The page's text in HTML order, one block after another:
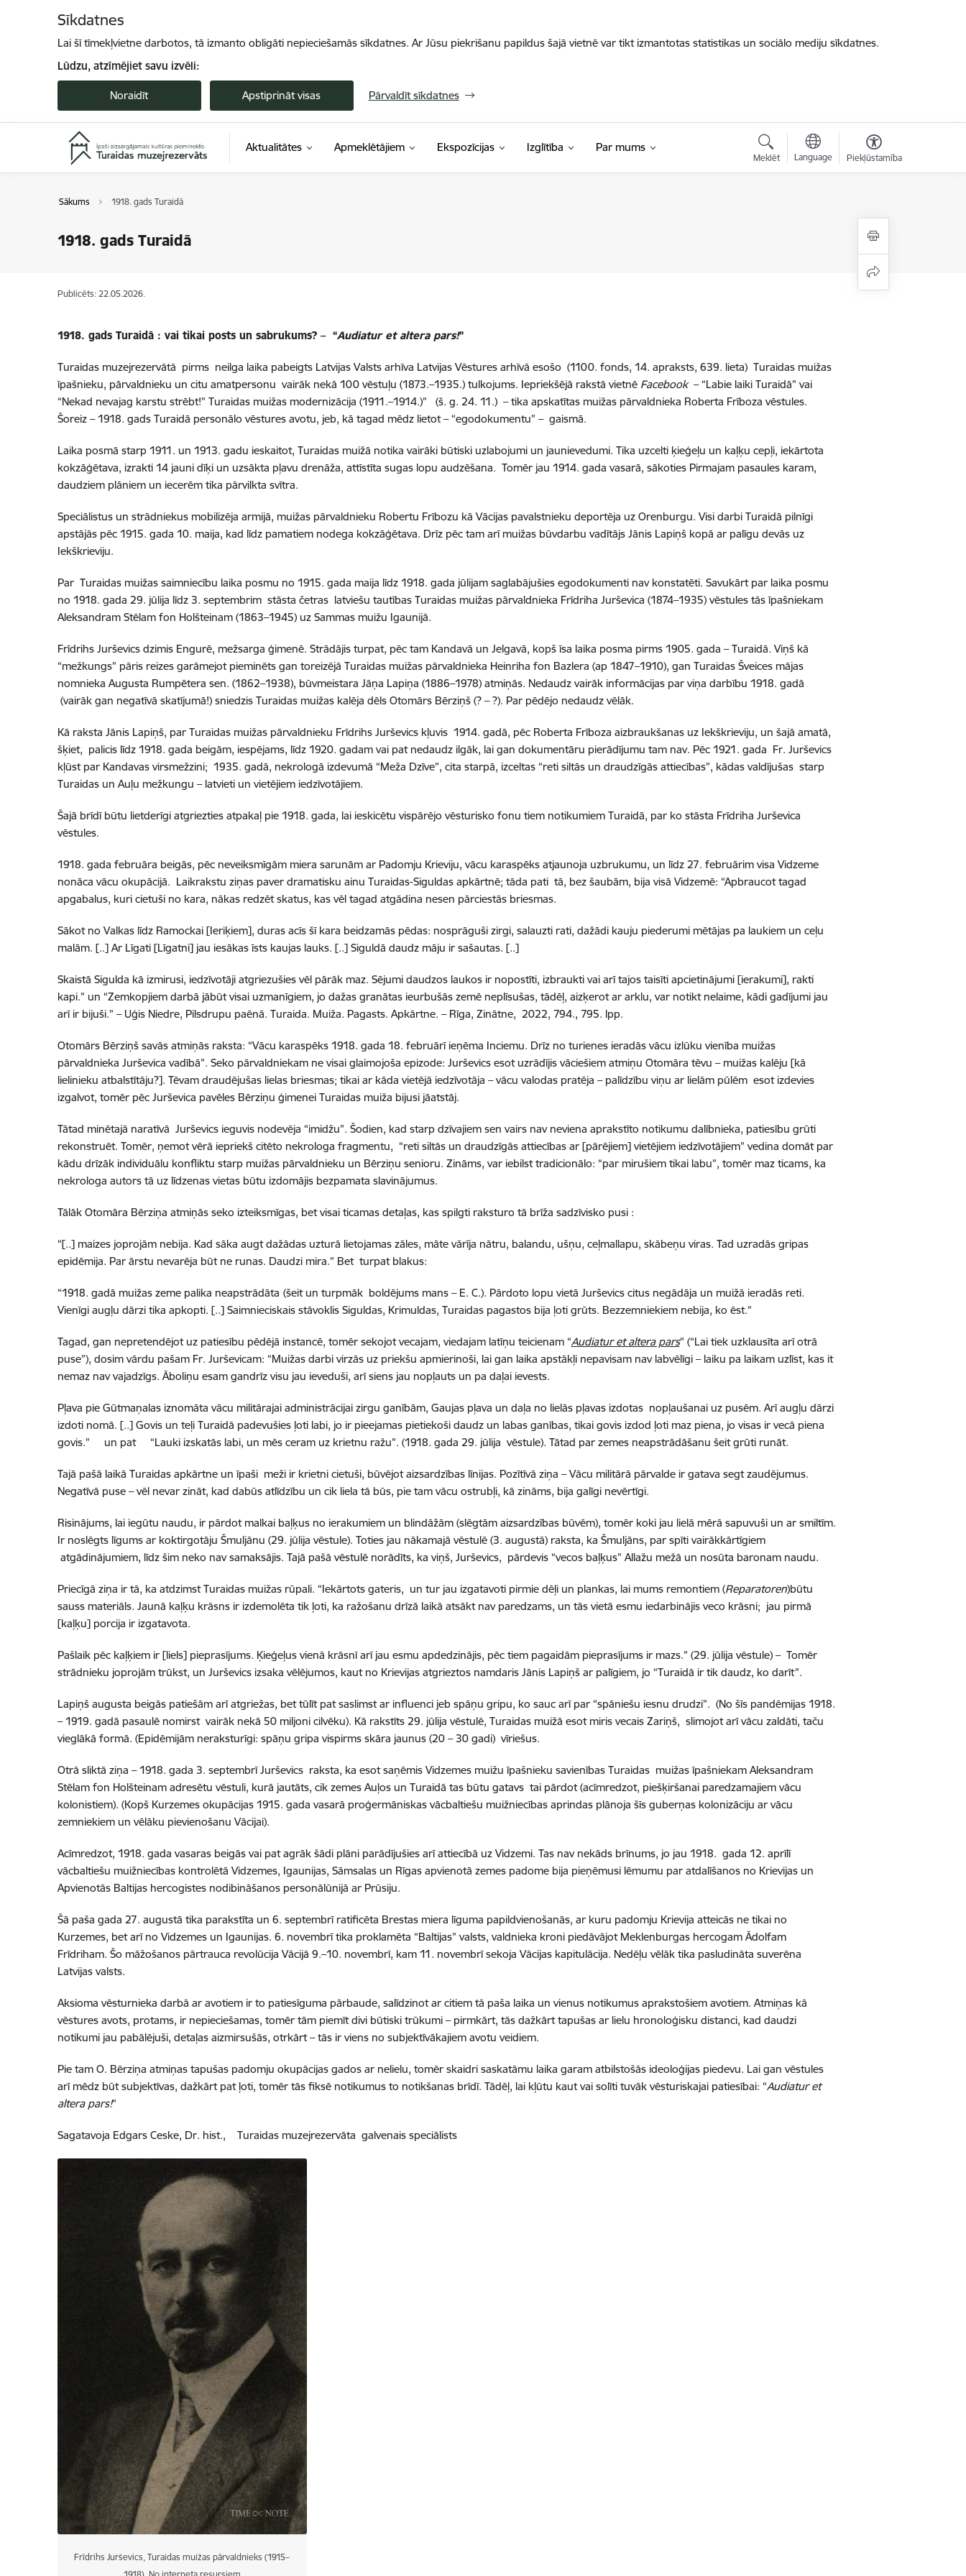
Sīkdatnes
Lai šī tīmekļvietne darbotos, tā izmanto obligāti nepieciešamās sīkdatnes. Ar Jūsu piekrišanu papildus šajā vietnē var tikt izmantotas statistikas un sociālo mediju sīkdatnes.
Lūdzu, atzīmējiet savu izvēli:
Noraidīt Apstiprināt visas Pārvaldīt sīkdatnes
Aktualitātes Apmeklētājiem Ekspozīcijas Izglītība Par mums
Meklēt Language Piekļūstamība
Sākums 1918. gads Turaidā
1918. gads Turaidā
Publicēts: 22.05.2026.
1918. gads Turaidā : vai tikai posts un sabrukums? – “Audiatur et altera pars!”
Turaidas muzejrezervātā pirms neilga laika pabeigts Latvijas Valsts arhīva Latvijas Vēstures arhīvā esošo (1100. fonds, 14. apraksts, 639. lieta) Turaidas muižas
īpašnieku, pārvaldnieku un citu amatpersonu vairāk nekā 100 vēstuļu (1873.–1935.) tulkojums. Iepriekšējā rakstā vietnē Facebook– “Labie laiki Turaidā” vai
“Nekad nevajag karstu strēbt!” Turaidas muižas modernizācija (1911.–1914.)” (š. g. 24. 11.) – tika apskatītas muižas pārvaldnieka Roberta Frīboza vēstules.
Šoreiz – 1918. gads Turaidā personālo vēstures avotu, jeb, kā tagad mēdz lietot – “egodokumentu” – gaismā.
Laika posmā starp 1911. un 1913. gadu ieskaitot, Turaidas muižā notika vairāki būtiski uzlabojumi un jaunievedumi. Tika uzcelti ķieģeļu un kaļķu cepļi, iekārtota
kokzāģētava, izrakti 14 jauni dīķi un uzsākta pļavu drenāža, attīstīta sugas lopu audzēšana. Tomēr jau 1914. gada vasarā, sākoties Pirmajam pasaules karam,
daudziem plāniem un iecerēm tika pārvilkta svītra.
Speciālistus un strādniekus mobilizēja armijā, muižas pārvaldnieku Robertu Frībozu kā Vācijas pavalstnieku deportēja uz Orenburgu. Visi darbi Turaidā pilnīgi
apstājās pēc 1915. gada 10. maija, kad līdz pamatiem nodega kokzāģētava. Drīz pēc tam arī muižas būvdarbu vadītājs Jānis Lapiņš kopā ar palīgu devās uz
Iekškrieviju.
Par Turaidas muižas saimniecību laika posmu no 1915. gada maija līdz 1918. gada jūlijam saglabājušies egodokumenti nav konstatēti. Savukārt par laika posmu
no 1918. gada 29. jūlija līdz 3. septembrim stāsta četras latviešu tautības Turaidas muižas pārvaldnieka Frīdriha Jurševica (1874–1935) vēstules tās īpašniekam
Aleksandram Stēlam fon Holšteinam (1863–1945) uz Sammas muižu Igaunijā.
Frīdrihs Jurševics dzimis Engurē, mežsarga ģimenē. Strādājis turpat, pēc tam Kandavā un Jelgavā, kopš īsa laika posma pirms 1905. gada – Turaidā. Viņš kā
“mežkungs” pāris reizes garāmejot pieminēts gan toreizējā Turaidas muižas pārvaldnieka Heinriha fon Bazlera (ap 1847–1910), gan Turaidas Šveices mājas
nomnieka Augusta Rumpētera sen. (1862–1938), būvmeistara Jāņa Lapiņa (1886–1978) atmiņās. Nedaudz vairāk informācijas par viņa darbību 1918. gadā
(vairāk gan negatīvā skatījumā!) sniedzis Turaidas muižas kalēja dēls Otomārs Bērziņš (? – ?). Par pēdējo nedaudz vēlāk.
Kā raksta Jānis Lapiņš, par Turaidas muižas pārvaldnieku Frīdrihs Jurševics kļuvis 1914. gadā, pēc Roberta Frīboza aizbraukšanas uz Iekškrieviju, un šajā amatā,
šķiet, palicis līdz 1918. gada beigām, iespējams, līdz 1920. gadam vai pat nedaudz ilgāk, lai gan dokumentāru pierādījumu tam nav. Pēc 1921. gada Fr. Jurševics
kļūst par Kandavas virsmežzini; 1935. gadā, nekrologā izdevumā “Meža Dzīve”, cita starpā, izceltas “reti siltās un draudzīgās attiecības”, kādas valdījušas starp
Turaidas un Auļu mežkungu – latvieti un vietējiem iedzīvotājiem.
Šajā brīdī būtu lietderīgi atgriezties atpakaļ pie 1918. gada, lai ieskicētu vispārējo vēsturisko fonu tiem notikumiem Turaidā, par ko stāsta Frīdriha Jurševica
vēstules.
1918. gada februāra beigās, pēc neveiksmīgām miera sarunām ar Padomju Krieviju, vācu karaspēks atjaunoja uzbrukumu, un līdz 27. februārim visa Vidzeme
nonāca vācu okupācijā. Laikrakstu ziņas paver dramatisku ainu Turaidas-Siguldas apkārtnē; tāda pati tā, bez šaubām, bija visā Vidzemē: “Apbraucot tagad
apgabalus, kuri cietuši no kara, nākas redzēt skatus, kas vēl tagad atgādina nesen pārciestās briesmas.
Sākot no Valkas līdz Ramockai [Ieriķiem], duras acīs šī kara beidzamās pēdas: nosprāguši zirgi, salauzti rati, dažādi kauju piederumi mētājas pa laukiem un ceļu
malām. [..] Ar Līgati [Līgatni] jau iesākas īsts kaujas lauks. [..] Siguldā daudz māju ir sašautas. [..]
Skaistā Sigulda kā izmirusi, iedzīvotāji atgriezušies vēl pārāk maz. Sējumi daudzos laukos ir nopostīti, izbraukti vai arī tajos taisīti apcietinājumi [ierakumi], rakti
kapi.” un “Zemkopjiem darbā jābūt visai uzmanīgiem, jo dažas granātas ieurbušās zemē neplīsušas, tādēļ, aizķerot ar arklu, var notikt nelaime, kādi gadījumi jau
arī ir bijuši.” – Uģis Niedre, Pilsdrupu paēnā. Turaida. Muiža. Pagasts. Apkārtne. – Rīga, Zinātne, 2022, 794., 795. lpp.
Otomārs Bērziņš savās atmiņās raksta: “Vācu karaspēks 1918. gada 18. februārī ieņēma Inciemu. Drīz no turienes ieradās vācu izlūku vienība muižas
pārvaldnieka Jurševica vadībā”. Seko pārvaldniekam ne visai glaimojoša epizode: Jurševics esot uzrādījis vāciešiem atmiņu Otomāra tēvu – muižas kalēju [kā
lielinieku atbalstītāju?]. Tēvam draudējušas lielas briesmas; tikai ar kāda vietējā iedzīvotāja – vācu valodas pratēja – palīdzību viņu ar lielām pūlēm esot izdevies
izgalvot, tomēr pēc Jurševica pavēles Bērziņu ģimenei Turaidas muiža bijusi jāatstāj.
Tātad minētajā naratīvā Jurševics ieguvis nodevēja “imidžu”. Šodien, kad starp dzīvajiem sen vairs nav neviena aprakstīto notikumu dalībnieka, patiesību grūti
rekonstruēt. Tomēr, ņemot vērā iepriekš citēto nekrologa fragmentu, “reti siltās un draudzīgās attiecības ar [pārējiem] vietējiem iedzīvotājiem” vedina domāt par
kādu drīzāk individuālu konfliktu starp muižas pārvaldnieku un Bērziņu senioru. Zināms, var iebilst tradicionālo: “par mirušiem tikai labu”, tomēr maz ticams, ka
nekrologa autors tā uz līdzenas vietas būtu izdomājis bezpamata slavinājumus.
Tālāk Otomāra Bērziņa atmiņās seko izteiksmīgas, bet visai ticamas detaļas, kas spilgti raksturo tā brīža sadzīvisko pusi :
“[..] maizes joprojām nebija. Kad sāka augt dažādas uzturā lietojamas zāles, māte vārīja nātru, balandu, ušņu, ceļmallapu, skābeņu viras. Tad uzradās gripas
epidēmija. Par ārstu nevarēja būt ne runas. Daudzi mira.” Bet turpat blakus:
“1918. gadā muižas zeme palika neapstrādāta (šeit un turpmāk boldējums mans – E. C.). Pārdoto lopu vietā Jurševics citus negādāja un muižā ieradās reti.
Vienīgi augļu dārzi tika apkopti. [..] Saimnieciskais stāvoklis Siguldas, Krimuldas, Turaidas pagastos bija ļoti grūts. Bezzemniekiem nebija, ko ēst.”
Tagad, gan nepretendējot uz patiesību pēdējā instancē, tomēr sekojot vecajam, viedajam latīņu teicienam “Audiatur et altera pars” (“Lai tiek uzklausīta arī otrā
puse”), dosim vārdu pašam Fr. Jurševicam: “Muižas darbi virzās uz priekšu apmierinoši, lai gan laika apstākļi nepavisam nav labvēlīgi – laiku pa laikam uzlīst, kas it
nemaz nav vajadzīgs. Āboliņu esam gandrīz visu jau ieveduši, arī siens jau nopļauts un pa daļai ievests.
Pļava pie Gūtmaņalas iznomāta vācu militārajai administrācijai zirgu ganībām, Gaujas pļava un daļa no lielās pļavas izdotas nopļaušanai uz pusēm. Arī augļu dārzi
izdoti nomā. [..] Govis un teļi Turaidā padevušies ļoti labi, jo ir pieejamas pietiekoši daudz un labas ganības, tikai govis izdod ļoti maz piena, jo visas ir vecā piena
govis.” un pat “Lauki izskatās labi, un mēs ceram uz krietnu ražu”. (1918. gada 29. jūlija vēstule). Tātad par zemes neapstrādāšanu šeit grūti runāt.
Tajā pašā laikā Turaidas apkārtne un īpaši meži ir krietni cietuši, būvējot aizsardzības līnijas. Pozītīvā ziņa – Vācu militārā pārvalde ir gatava segt zaudējumus.
Negatīvā puse – vēl nevar zināt, kad dabūs atlīdzību un cik liela tā būs, pie tam vācu ostrubļi, kā zināms, bija galīgi nevērtīgi.
Risinājums, lai iegūtu naudu, ir pārdot malkai baļķus no ierakumiem un blindāžām (slēgtām aizsardzības būvēm), tomēr koki jau lielā mērā sapuvuši un ar smiltīm.
Ir noslēgts līgums ar koktirgotāju Šmuljānu (29. jūlija vēstule). Toties jau nākamajā vēstulē (3. augustā) raksta, ka Šmuljāns, par spīti vairākkārtīgiem
atgādinājumiem, līdz šim neko nav samaksājis. Tajā pašā vēstulē norādīts, ka viņš, Jurševics, pārdevis “vecos baļķus” Allažu mežā un nosūta baronam naudu.
Priecīgā ziņa ir tā, ka atdzimst Turaidas muižas rūpali. “Iekārtots gateris, un tur jau izgatavoti pirmie dēļi un plankas, lai mums remontiem (Reparatoren)būtu
sauss materiāls. Jaunā kaļķu krāsns ir izdemolēta tik ļoti, ka ražošanu drīzā laikā atsākt nav paredzams, un tās vietā esmu iedarbinājis veco krāsni; jau pirmā
[kaļķu] porcija ir izgatavota.
Pašlaik pēc kaļķiem ir [liels] pieprasījums. Ķieģeļus vienā krāsnī arī jau esmu apdedzinājis, pēc tiem pagaidām pieprasījums ir mazs.” (29. jūlija vēstule) – Tomēr
strādnieku joprojām trūkst, un Jurševics izsaka vēlējumos, kaut no Krievijas atgrieztos namdaris Jānis Lapiņš ar palīgiem, jo “Turaidā ir tik daudz, ko darīt”.
Lapiņš augusta beigās patiešām arī atgriežas, bet tūlīt pat saslimst ar influenci jeb spāņu gripu, ko sauc arī par “spāniešu iesnu drudzi”. (No šīs pandēmijas 1918.
– 1919. gadā pasaulē nomirst vairāk nekā 50 miljoni cilvēku). Kā rakstīts 29. jūlija vēstulē, Turaidas muižā esot miris vecais Zariņš, slimojot arī vācu zaldāti, taču
vieglākā formā. (Epidēmijām neraksturīgi: spāņu gripa vispirms skāra jaunus (20 – 30 gadi) vīriešus.
Otrā sliktā ziņa – 1918. gada 3. septembrī Jurševics raksta, ka esot saņēmis Vidzemes muižu īpašnieku savienības Turaidas muižas īpašniekam Aleksandram
Stēlam fon Holšteinam adresētu vēstuli, kurā jautāts, cik zemes Auļos un Turaidā tas būtu gatavs tai pārdot (acīmredzot, piešķiršanai paredzamajiem vācu
kolonistiem). (Kopš Kurzemes okupācijas 1915. gada vasarā proģermāniskas vācbaltiešu muižniecības aprindas plānoja šīs guberņas kolonizāciju ar vācu
zemniekiem un vēlāku pievienošanu Vācijai).
Acīmredzot, 1918. gada vasaras beigās vai pat agrāk šādi plāni parādījušies arī attiecībā uz Vidzemi. Tas nav nekāds brīnums, jo jau 1918. gada 12. aprīlī
vācbaltiešu muižniecības kontrolētā Vidzemes, Igaunijas, Sāmsalas un Rīgas apvienotā zemes padome bija pieņēmusi lēmumu par atdalīšanos no Krievijas un
Apvienotās Baltijas hercogistes nodibināšanos personālūnijā ar Prūsiju.
Šā paša gada 27. augustā tika parakstīta un 6. septembrī ratificēta Brestas miera līguma papildvienošanās, ar kuru padomju Krievija atteicās ne tikai no
Kurzemes, bet arī no Vidzemes un Igaunijas. 6. novembrī tika proklamēta “Baltijas” valsts, valdnieka kroni piedāvājot Meklenburgas hercogam Ādolfam
Frīdriham. Šo māžošanos pārtrauca revolūcija Vācijā 9.–10. novembrī, kam 11. novembrī sekoja Vācijas kapitulācija. Nedēļu vēlāk tika pasludināta suverēna
Latvijas valsts.
Aksioma vēsturnieka darbā ar avotiem ir to patiesīguma pārbaude, salīdzinot ar citiem tā paša laika un vienus notikumus aprakstošiem avotiem. Atmiņas kā
vēstures avots, protams, ir nepieciešamas, tomēr tām piemīt divi būtiski trūkumi – pirmkārt, tās dažkārt tapušas ar lielu hronoloģisku distanci, kad daudzi
notikumi jau pabālējuši, detaļas aizmirsušās, otrkārt – tās ir viens no subjektīvākajiem avotu veidiem.
Pie tam O. Bērziņa atmiņas tapušas padomju okupācijas gados ar nelielu, tomēr skaidri saskatāmu laika garam atbilstošās ideoloģijas piedevu. Lai gan vēstules
arī mēdz būt subjektīvas, dažkārt pat ļoti, tomēr tās fiksē notikumus to notikšanas brīdī. Tādēļ, lai kļūtu kaut vai solīti tuvāk vēsturiskajai patiesībai: “Audiatur et
altera pars!”
Sagatavoja Edgars Ceske, Dr. hist., Turaidas muzejrezervāta galvenais speciālists
Frīdrihs Jurševics, Turaidas muižas pārvaldnieks (1915–